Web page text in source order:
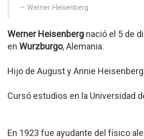
Werner Heisenberg
Werner Heisenberg nació el 5 de
en Wurzburgo, Alemania.
Hijo de August y Annie
Cursó estudios en la Universidad
En 1923 fue ayudante del físico